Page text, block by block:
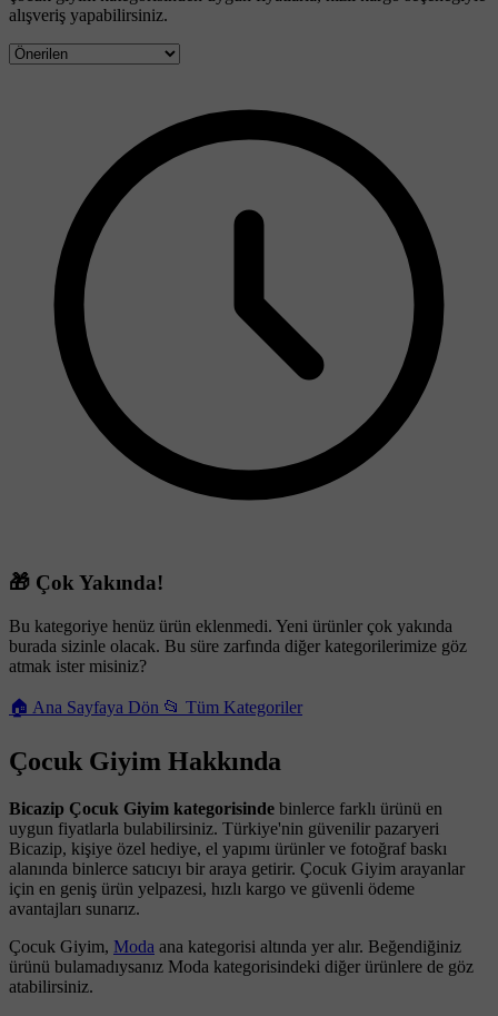
alışveriş yapabilirsiniz.
🎁 Çok Yakında!
Bu kategoriye henüz ürün eklenmedi. Yeni ürünler çok yakında
burada sizinle olacak. Bu süre zarfında diğer kategorilerimize göz
atmak ister misiniz?
🏠 Ana Sayfaya Dön 📂 Tüm Kategoriler
Çocuk Giyim Hakkında
Bicazip Çocuk Giyim kategorisinde binlerce farklı ürünü en
uygun fiyatlarla bulabilirsiniz. Türkiye'nin güvenilir pazaryeri
Bicazip, kişiye özel hediye, el yapımı ürünler ve fotoğraf baskı
alanında binlerce satıcıyı bir araya getirir. Çocuk Giyim arayanlar
için en geniş ürün yelpazesi, hızlı kargo ve güvenli ödeme
avantajları sunarız.
Çocuk Giyim, Moda ana kategorisi altında yer alır. Beğendiğiniz
ürünü bulamadıysanız Moda kategorisindeki diğer ürünlere de göz
atabilirsiniz.